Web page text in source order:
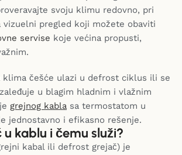
svoju klimu redovno, pri
pregled koji možete obaviti
servise koje većina propusti,
češće ulazi u defrost ciklus ili se
u blagim hladnim i vlažnim
grejnog kabla sa termostatom u
jednostavno i efikasno rešenje.
kablu i čemu služi?
kabal ili defrost grejač) je